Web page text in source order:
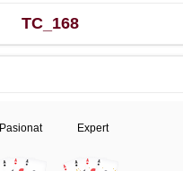
TC_168
Pasionat Expert